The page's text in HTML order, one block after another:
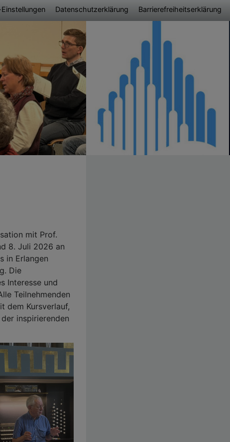
Datenschutzerklärung Barrierefreiheitserklärung
mit Prof.
8. Juli 2026 an
in Erlangen
Die
Interesse und
Teilnehmenden
dem Kursverlauf,
inspirierenden